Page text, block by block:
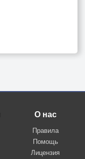
О нас
Правила
Помощь
Лицензия